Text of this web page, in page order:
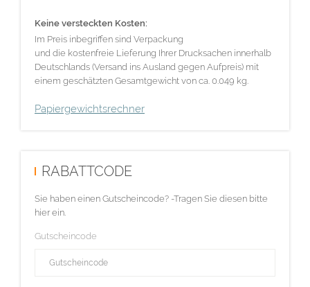
Keine versteckten Kosten:
Im Preis inbegriffen sind Verpackung
und die kostenfreie Lieferung Ihrer Drucksachen innerhalb
Deutschlands (Versand ins Ausland gegen Aufpreis) mit
einem geschätzten Gesamtgewicht von ca. 0.049 kg.
Papiergewichtsrechner
RABATTCODE
Sie haben einen Gutscheincode? -Tragen Sie diesen bitte
hier ein.
Gutscheincode